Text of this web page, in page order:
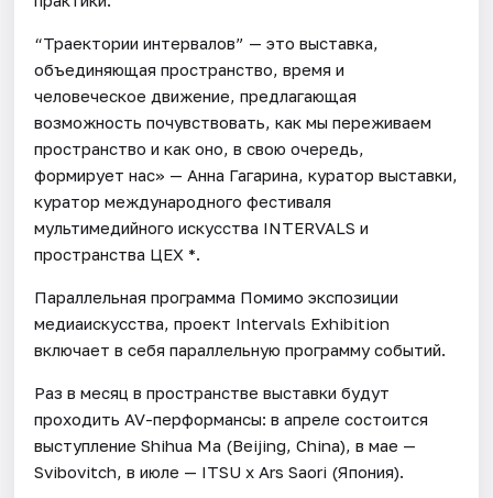
“Траектории интервалов” — это выставка,
объединяющая пространство, время и
человеческое движение, предлагающая
возможность почувствовать, как мы переживаем
пространство и как оно, в свою очередь,
формирует нас» — Анна Гагарина, куратор выставки,
куратор международного фестиваля
мультимедийного искусства INTERVALS и
пространства ЦЕХ *.
Параллельная программа Помимо экспозиции
медиаискусства, проект Intervals Exhibition
включает в себя параллельную программу событий.
Раз в месяц в пространстве выставки будут
проходить AV-перформансы: в апреле состоится
выступление Shihua Ma (Beijing, China), в мае —
Svibovitch, в июле — ITSU x Ars Saori (Япония).